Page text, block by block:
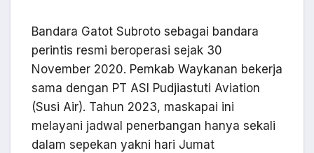
Bandara Gatot Subroto sebagai bandara
perintis resmi beroperasi sejak 30
November 2020. Pemkab Waykanan bekerja
sama dengan PT ASI Pudjiastuti Aviation
(Susi Air). Tahun 2023, maskapai ini
melayani jadwal penerbangan hanya sekali
dalam sepekan yakni hari Jumat